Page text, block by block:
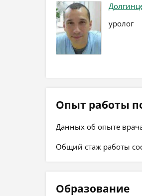
уролог
Опыт работы
Данных об опыте
Общий стаж работы
Образование